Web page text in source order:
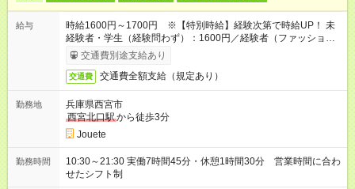
給与
時給1600円～1700円 ※【特別時給】経験次第で時給UP！ 未
経験者・学生（経験問わず）：1600円／経験者（ファッション
商材販売半年以上）：1650～1700円
交通費別途支給あり
交通費 交通費全額支給（規定あり）
勤務地
兵庫県西宮市
西宮北口駅から徒歩3分
Jouete
勤務時間
10:30～21:30 実働7時間45分・休憩1時間30分 営業時間に合わ
せたシフト制